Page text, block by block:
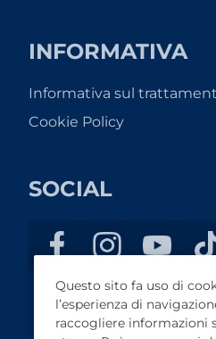
INFORMATIVA
Informativa sul
Cookie Policy
SOCIAL
Questo sito fa uso di
l’esperienza di
raccogliere informazioni